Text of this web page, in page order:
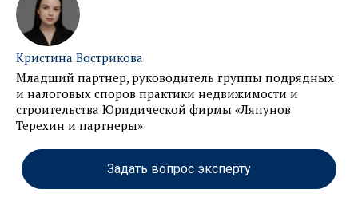
Кристина Вострикова
Младший партнер, руководитель группы подрядных
и налоговых споров практики недвижимости и
строительства Юридической фирмы «Ляпунов
Терехин и партнеры»
Задать вопрос эксперту